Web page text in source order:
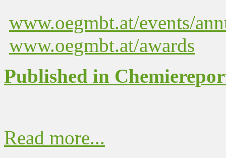
www.oegmbt.at/events/
www.oegmbt.at/awards
Published in
Read more...